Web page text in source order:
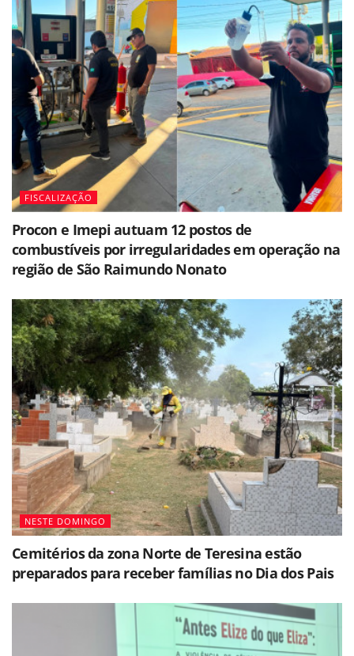
FISCALIZAÇÃO
Procon e Imepi autuam 12 postos de
combustíveis por irregularidades em operação na
região de São Raimundo Nonato
NESTE DOMINGO
Cemitérios da zona Norte de Teresina estão
preparados para receber famílias no Dia dos Pais